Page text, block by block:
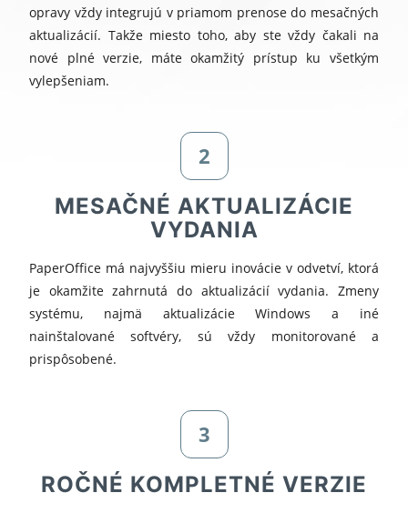
opravy vždy integrujú v priamom prenose do mesačných
aktualizácií. Takže miesto toho, aby ste vždy čakali na
nové plné verzie, máte okamžitý prístup ku všetkým
vylepšeniam.
2
MESAČNÉ AKTUALIZÁCIE
VYDANIA
PaperOffice má najvyššiu mieru inovácie v odvetví, ktorá
je okamžite zahrnutá do aktualizácií vydania. Zmeny
systému, najmä aktualizácie Windows a iné
nainštalované softvéry, sú vždy monitorované a
prispôsobené.
3
ROČNÉ KOMPLETNÉ VERZIE